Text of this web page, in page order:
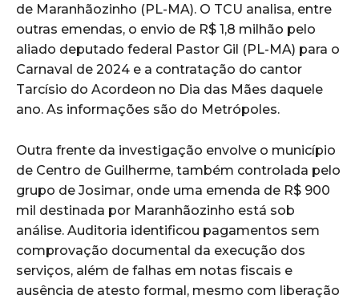
de Maranhãozinho (PL-MA). O TCU analisa, entre
outras emendas, o envio de R$ 1,8 milhão pelo
aliado deputado federal Pastor Gil (PL-MA) para o
Carnaval de 2024 e a contratação do cantor
Tarcísio do Acordeon no Dia das Mães daquele
ano. As informações são do Metrópoles.
Outra frente da investigação envolve o município
de Centro de Guilherme, também controlada pelo
grupo de Josimar, onde uma emenda de R$ 900
mil destinada por Maranhãozinho está sob
análise. Auditoria identificou pagamentos sem
comprovação documental da execução dos
serviços, além de falhas em notas fiscais e
ausência de atesto formal, mesmo com liberação